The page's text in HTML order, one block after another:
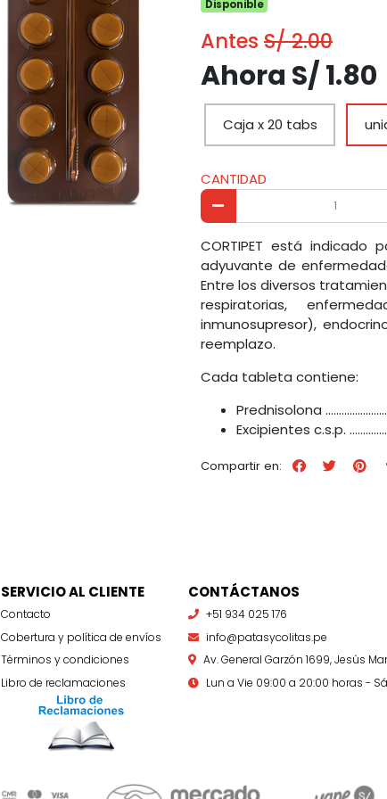
Disponible
Antes S/ 2.00
Ahora S/ 1.80
Caja x 20 tabs
CANTIDAD
CORTIPET está
adyuvante de
Entre los diversos
respiratorias,
inmunosupresor),
reemplazo.
Cada tableta contiene:
Prednisolona
Excipientes c.s.p.
Compartir en:
SERVICIO AL CLIENTE
Contacto
Cobertura y política de envíos
Términos y condiciones
Libro de reclamaciones
CONTÁCTANOS
+51 934 025 176
info@patasycolitas.pe
Av. General Garzón 1699, Jesús
Lun a Vie 09:00 a 20:00 horas -